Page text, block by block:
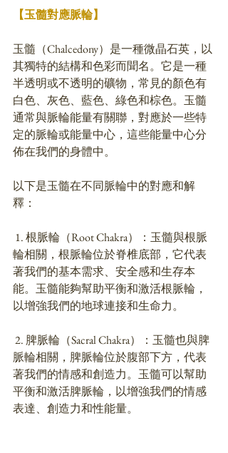
【玉髓對應脈輪】
玉髓（Chalcedony）是一種微晶石英，以
其獨特的結構和色彩而聞名。它是一種
半透明或不透明的礦物，常見的顏色有
白色、灰色、藍色、綠色和棕色。玉髓
通常與脈輪能量有關聯，對應於一些特
定的脈輪或能量中心，這些能量中心分
佈在我們的身體中。
以下是玉髓在不同脈輪中的對應和解
釋：
輪相關，根脈輪位於脊椎底部，它代表
著我們的基本需求、安全感和生存本
能。玉髓能夠幫助平衡和激活根脈輪，
以增強我們的地球連接和生命力。
脈輪相關，脾脈輪位於腹部下方，代表
著我們的情感和創造力。玉髓可以幫助
平衡和激活脾脈輪，以增強我們的情感
表達、創造力和性能量。